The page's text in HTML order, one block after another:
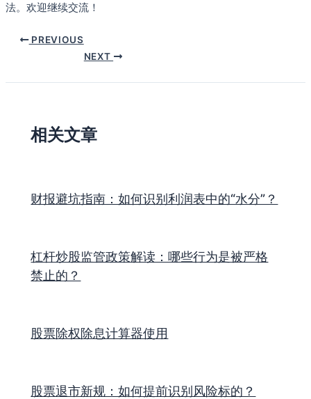
法。欢迎继续交流！
PREVIOUS
NEXT
相关文章
财报避坑指南：如何识别利润表中的“水分”？
杠杆炒股监管政策解读：哪些行为是被严格
禁止的？
股票除权除息计算器使用
股票退市新规：如何提前识别风险标的？